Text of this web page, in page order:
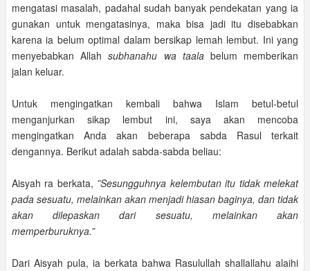
mengatasi masalah, padahal sudah banyak pendekatan yang ia
gunakan untuk mengatasinya, maka bisa jadi itu disebabkan
karena ia belum optimal dalam bersikap lemah lembut. Ini yang
menyebabkan Allahsubhanahu wa taalabelum memberikan
jalan keluar.
Untuk mengingatkan kembali bahwa Islam betul-betul
menganjurkan sikap lembut ini, saya akan mencoba
mengingatkan Anda akan beberapa sabda Rasul terkait
dengannya. Berikut adalah sabda-sabda beliau:
Aisyah ra berkata, ”Sesungguhnya kelembutan itu tidak melekat
pada sesuatu, melainkan akan menjadi hiasan baginya, dan tidak
akan dilepaskan dari sesuatu, melainkan akan
memperburuknya.”
Dari Aisyah pula, ia berkata bahwa Rasulullah shallallahu alaihi